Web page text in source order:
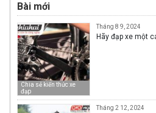
Bài mới
Chia sẻ kiến thức xe
đạp
Tháng 8 9, 2024
Hãy đạp xe một
Tháng 2 12, 2024